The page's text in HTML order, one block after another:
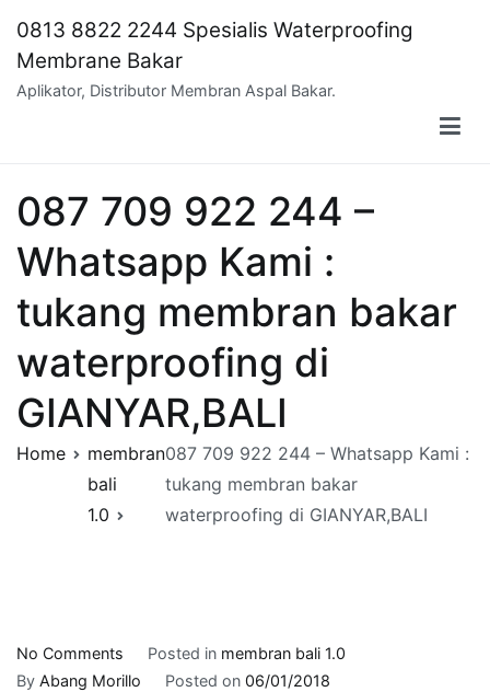
content
0813 8822 2244 Spesialis Waterproofing
Membrane Bakar
Aplikator, Distributor Membran Aspal Bakar.
087 709 922 244 –
Whatsapp Kami :
tukang membran bakar
waterproofing di
GIANYAR,BALI
Home
membran
bali
1.0
087 709 922 244 – Whatsapp Kami :
tukang membran bakar
waterproofing di GIANYAR,BALI
No Comments
087
Posted in membran bali 1.0
By Abang Morillo Posted on 06/01/2018